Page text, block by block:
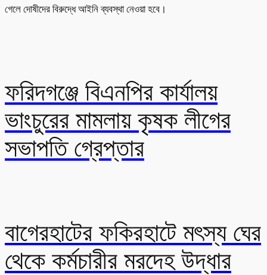
গেলে দোষীদের বিরুদ্ধে আইনি ব্যবস্থা নেওয়া হবে।
ফরিদগঞ্জে বিএনপির কার্যালয়
ভাংচুরের মামলায় কৃষক লীগের
সভাপতি গ্রেপ্তার
বাগেরহাটের ফকিরহাটে মৎস্য ঘের
থেকে কর্মচারীর মরদেহ উদ্ধার